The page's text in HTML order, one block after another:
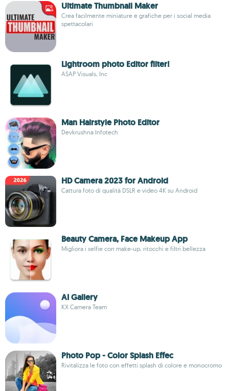
Ultimate Thumbnail Maker
Crea facilmente miniature e grafiche per i social media
spettacolari
Lightroom photo Editor filter!
ASAP Visuals, Inc
Man Hairstyle Photo Editor
Devkrushna Infotech
HD Camera 2023 for Android
Cattura foto di qualità DSLR e video 4K su Android
Beauty Camera, Face Makeup App
Migliora i selfie con make-up, ritocchi e filtri bellezza
AI Gallery
KX Camera Team
Photo Pop - Color Splash Effec
Rivitalizza le foto con effetti splash di colore e monocromo